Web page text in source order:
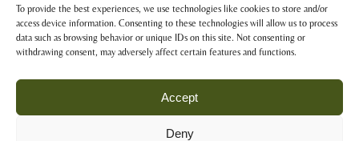
To provide the best experiences, we use technologies like cookies to store and/or
access device information. Consenting to these technologies will allow us to process
data such as browsing behavior or unique IDs on this site. Not consenting or
withdrawing consent, may adversely affect certain features and functions.
Accept
Deny
TIENDA
C/ Núñez de
+34 917 81 28
Chic